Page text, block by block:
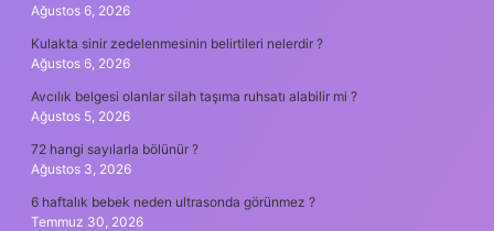
Ağustos 6, 2026
Kulakta sinir zedelenmesinin belirtileri nelerdir ?
Ağustos 6, 2026
Avcılık belgesi olanlar silah taşıma ruhsatı alabilir mi ?
Ağustos 5, 2026
72 hangi sayılarla bölünür ?
Ağustos 3, 2026
6 haftalık bebek neden ultrasonda görünmez ?
Temmuz 30, 2026